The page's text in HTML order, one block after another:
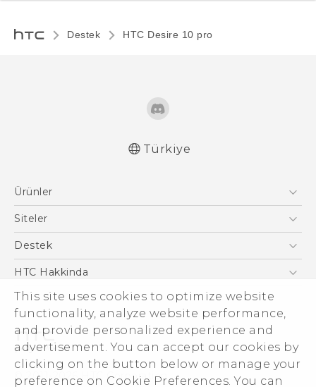
This site uses cookies to optimize website
functionality, analyze website performance,
and provide personalized experience and
advertisement. You can accept our cookies by
clicking on the button below or manage your
preference on Cookie Preferences. You can
Destek HTC Desire 10 pro‎
Türkiye
Ürünler
Akıllı Telefonlar
VIVE
Siteler
HTC Dev
Destek
Destek Merkezi
HTC Hakkinda
ESG
Yatırımcı (İNGİLİZCE)
Gizlilik Politikası
Ürün Güvenliği
Cookie Preferences
© 2011-2026 HTC Corporation